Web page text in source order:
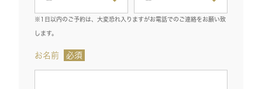
※1日以内のご予約は、大変恐れ入りますがお電話でのご連絡をお願い致
します。
お名前 必須